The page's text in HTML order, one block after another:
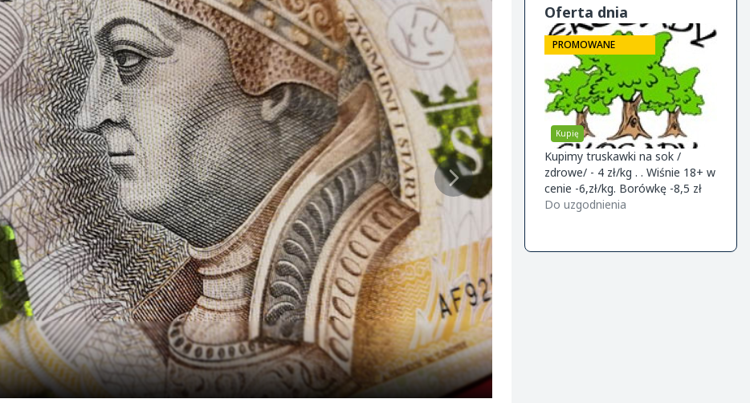
Oferta dnia
Kupię
PROMOWANE
Kupimy truskawki na sok /
zdrowe/ - 4 zł/kg . . Wiśnie 18+ w
cenie -6,zł/kg. Borówkę -8,5 zł
Do uzgodnienia
Sprzedam
PROMOWANE
Kwalifikowana szkółka drzewek
owocowych ofereta na jesień
2026 Knip boom (2 letnie) -gala
m9/m26 -golden m9 -jeronimo
Do uzgodnienia